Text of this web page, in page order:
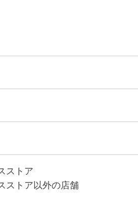
ストア
ストア以外の店舗